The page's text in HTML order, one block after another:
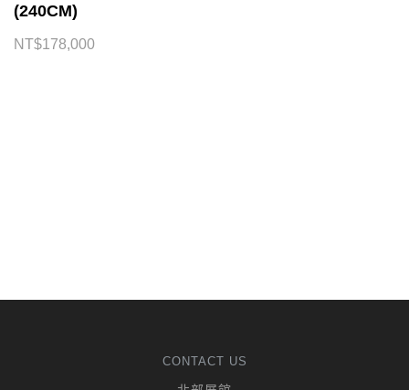
(240CM)
NT$178,000
CONTACT US